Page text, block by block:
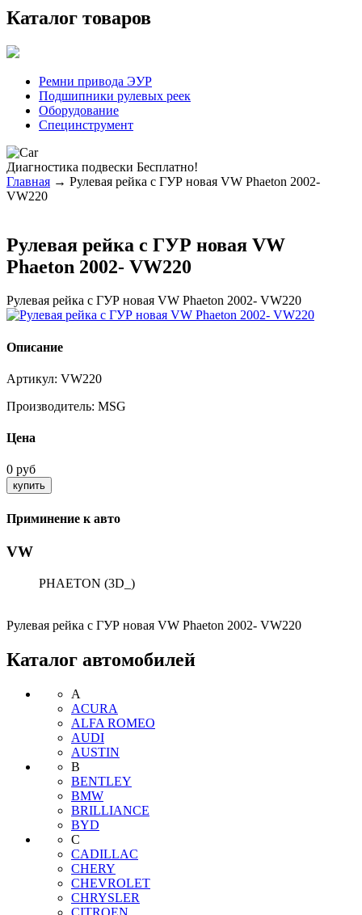
Каталог товаров
Ремни привода ЭУР
Подшипники рулевых реек
Оборудование
Специнструмент
Диагностика подвески Бесплатно!
Главная → Рулевая рейка с ГУР новая VW Phaeton 2002-
VW220
Рулевая рейка с ГУР новая VW
Phaeton 2002- VW220
Рулевая рейка с ГУР новая VW Phaeton 2002- VW220
Описание
Артикул: VW220
Производитель: MSG
Цена
0 руб
Приминение к авто
VW
PHAETON (3D_)
Рулевая рейка с ГУР новая VW Phaeton 2002- VW220
Каталог автомобилей
A
ACURA
ALFA ROMEO
AUDI
AUSTIN
B
BENTLEY
BMW
BRILLIANCE
BYD
C
CADILLAC
CHERY
CHEVROLET
CHRYSLER
CITROEN